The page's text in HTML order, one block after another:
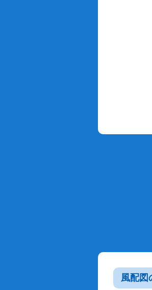
風配図